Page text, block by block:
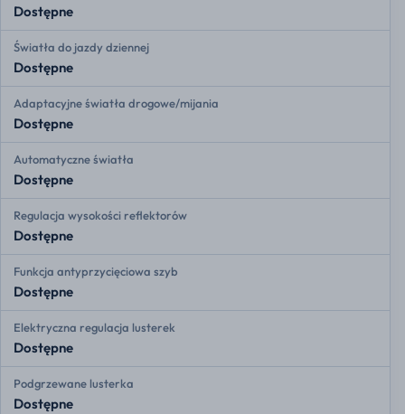
Dostępne
Światła do jazdy dziennej
Dostępne
Adaptacyjne światła drogowe/mijania
Dostępne
Automatyczne światła
Dostępne
Regulacja wysokości reflektorów
Dostępne
Funkcja antyprzycięciowa szyb
Dostępne
Elektryczna regulacja lusterek
Dostępne
Podgrzewane lusterka
Dostępne